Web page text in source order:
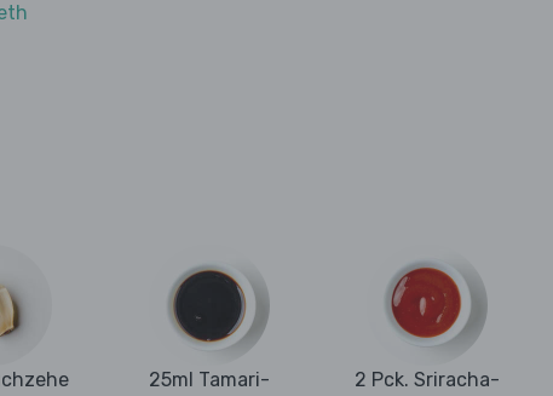
25ml Tamari-
2 Pck. Sriracha-